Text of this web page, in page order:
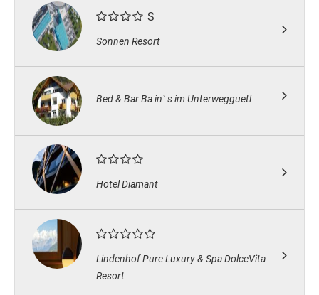
S
Sonnen Resort
Bed & Bar Ba in` s im Unterwegguetl
Hotel Diamant
Lindenhof Pure Luxury & Spa DolceVita
Resort